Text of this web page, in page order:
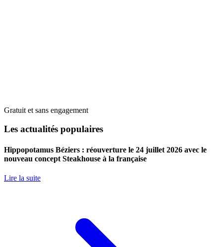
Gratuit et sans engagement
Les actualités populaires
Hippopotamus Béziers : réouverture le 24 juillet 2026 avec le
nouveau concept Steakhouse à la française
Lire la suite